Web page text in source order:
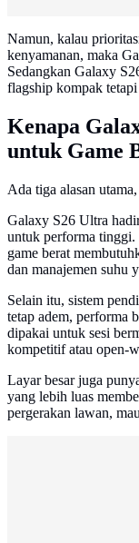
Namun, kalau
kenyamanan, maka
Sedangkan Galaxy
flagship kompak
Kenapa
untuk Game
Ada tiga alasan
Galaxy S26 Ultra
untuk performa
game berat
dan manajemen suhu
Selain itu, sistem
tetap adem, performa
dipakai untuk sesi
kompetitif atau open-
Layar besar juga
yang lebih luas
pergerakan lawan,